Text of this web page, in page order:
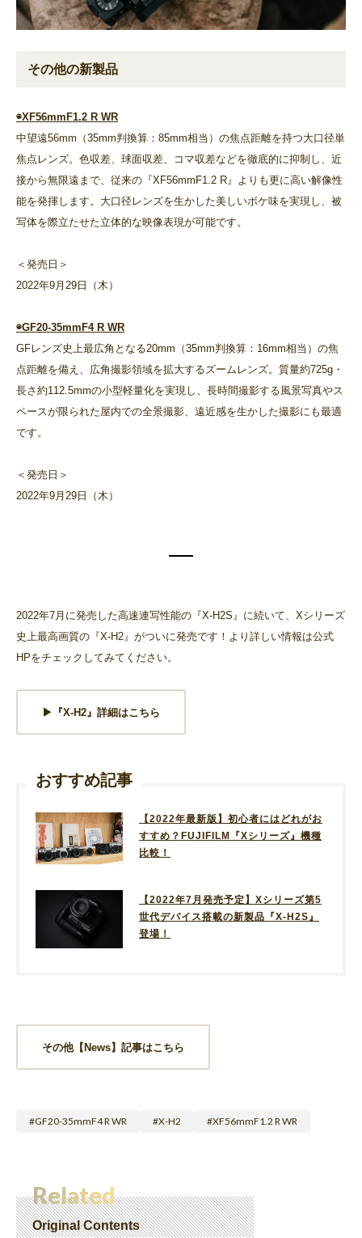
その他の新製品
◉XF56mmF1.2 R WR
中望遠56mm（35mm判換算：85mm相当）の焦点距離を持つ大口径単
焦点レンズ。色収差、球面収差、コマ収差などを徹底的に抑制し、近
接から無限遠まで、従来の『XF56mmF1.2 R』よりも更に高い解像性
能を発揮します。大口径レンズを生かした美しいボケ味を実現し、被
写体を際立たせた立体的な映像表現が可能です。
＜発売日＞
2022年9月29日（木）
◉GF20-35mmF4 R WR
GFレンズ史上最広角となる20mm（35mm判換算：16mm相当）の焦
点距離を備え、広角撮影領域を拡大するズームレンズ。質量約725g・
長さ約112.5mmの小型軽量化を実現し、長時間撮影する風景写真やス
ペースが限られた屋内での全景撮影、遠近感を生かした撮影にも最適
です。
＜発売日＞
2022年9月29日（木）
2022年7月に発売した高速連写性能の『X-H2S』に続いて、Xシリーズ
史上最高画質の『X-H2』がついに発売です！より詳しい情報は公式
HPをチェックしてみてください。
▶︎『X-H2』詳細はこちら
おすすめ記事
【2022年最新版】初心者にはどれがお
すすめ？FUJIFILM『Xシリーズ』機種
比較！
【2022年7月発売予定】Xシリーズ第5
世代デバイス搭載の新製品『X-H2S』
登場！
その他【News】記事はこちら
GF20-35mmF4 R WR X-H2 XF56mmF1.2 R WR
Related
Original Contents